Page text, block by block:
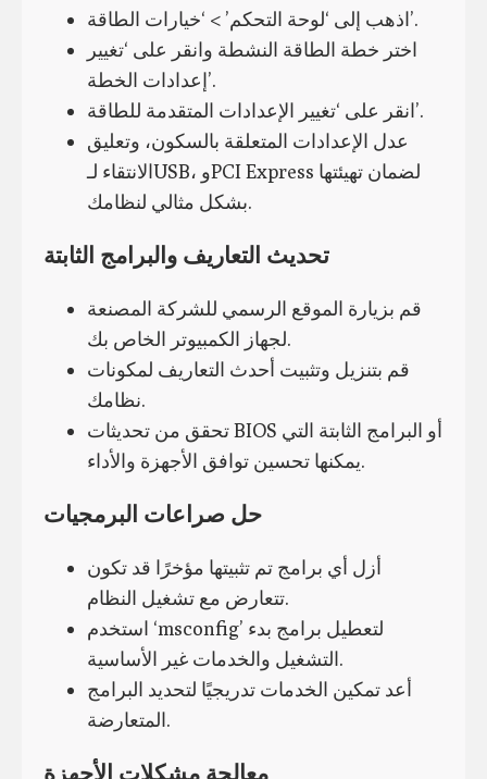
اذهب إلى ‘لوحة التحكم’ > ‘خيارات الطاقة’.
اختر خطة الطاقة النشطة وانقر على ‘تغيير
إعدادات الخطة’.
انقر على ‘تغيير الإعدادات المتقدمة للطاقة’.
عدل الإعدادات المتعلقة بالسكون، وتعليق
الانتقاء لـUSB، وPCI Express لضمان تهيئتها
بشكل مثالي لنظامك.
تحديث التعاريف والبرامج الثابتة
قم بزيارة الموقع الرسمي للشركة المصنعة
لجهاز الكمبيوتر الخاص بك.
قم بتنزيل وتثبيت أحدث التعاريف لمكونات
نظامك.
تحقق من تحديثات BIOS أو البرامج الثابتة التي
يمكنها تحسين توافق الأجهزة والأداء.
حل صراعات البرمجيات
أزل أي برامج تم تثبيتها مؤخرًا قد تكون
تتعارض مع تشغيل النظام.
استخدم ‘msconfig’ لتعطيل برامج بدء
التشغيل والخدمات غير الأساسية.
أعد تمكين الخدمات تدريجيًا لتحديد البرامج
المتعارضة.
معالجة مشكلات الأجهزة